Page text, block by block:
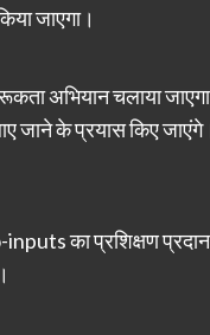
जाएगा।
अभियान चलाया
जाने के प्रयास किए
का प्रशिक्षण प्रदान